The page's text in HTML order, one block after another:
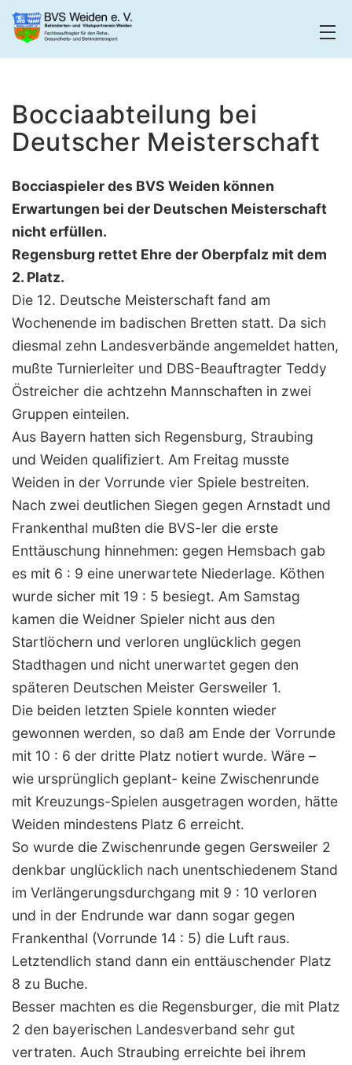
Zum
Inhalt
springen
Bocciaabteilung bei
Deutscher Meisterschaft
Bocciaspieler des BVS Weiden können
Erwartungen bei der Deutschen Meisterschaft
nicht erfüllen.
Regensburg rettet Ehre der Oberpfalz mit dem
2. Platz.
Die 12. Deutsche Meisterschaft fand am
Wochenende im badischen Bretten statt. Da sich
diesmal zehn Landesverbände angemeldet hatten,
mußte Turnierleiter und DBS-Beauftragter Teddy
Östreicher die achtzehn Mannschaften in zwei
Gruppen einteilen.
Aus Bayern hatten sich Regensburg, Straubing
und Weiden qualifiziert. Am Freitag musste
Weiden in der Vorrunde vier Spiele bestreiten.
Nach zwei deutlichen Siegen gegen Arnstadt und
Frankenthal mußten die BVS-ler die erste
Enttäuschung hinnehmen: gegen Hemsbach gab
es mit 6 : 9 eine unerwartete Niederlage. Köthen
wurde sicher mit 19 : 5 besiegt. Am Samstag
kamen die Weidner Spieler nicht aus den
Startlöchern und verloren unglücklich gegen
Stadthagen und nicht unerwartet gegen den
späteren Deutschen Meister Gersweiler 1.
Die beiden letzten Spiele konnten wieder
gewonnen werden, so daß am Ende der Vorrunde
mit 10 : 6 der dritte Platz notiert wurde. Wäre –
wie ursprünglich geplant- keine Zwischenrunde
mit Kreuzungs-Spielen ausgetragen worden, hätte
Weiden mindestens Platz 6 erreicht.
So wurde die Zwischenrunde gegen Gersweiler 2
denkbar unglücklich nach unentschiedenem Stand
im Verlängerungsdurchgang mit 9 : 10 verloren
und in der Endrunde war dann sogar gegen
Frankenthal (Vorrunde 14 : 5) die Luft raus.
Letztendlich stand dann ein enttäuschender Platz
8 zu Buche.
Besser machten es die Regensburger, die mit Platz
2 den bayerischen Landesverband sehr gut
vertraten. Auch Straubing erreichte bei ihrem